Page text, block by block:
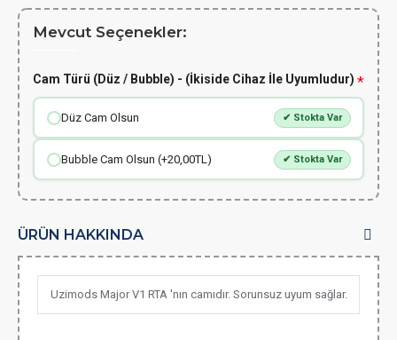
Mevcut Seçenekler:
Cam Türü (Düz / Bubble) - (İkiside Cihaz İle Uyumludur)
Düz Cam Olsun ✔ Stokta Var
Bubble Cam Olsun (+20,00TL) ✔ Stokta Var
ÜRÜN HAKKINDA
Uzimods Major V1 RTA 'nın camıdır. Sorunsuz uyum sağlar.